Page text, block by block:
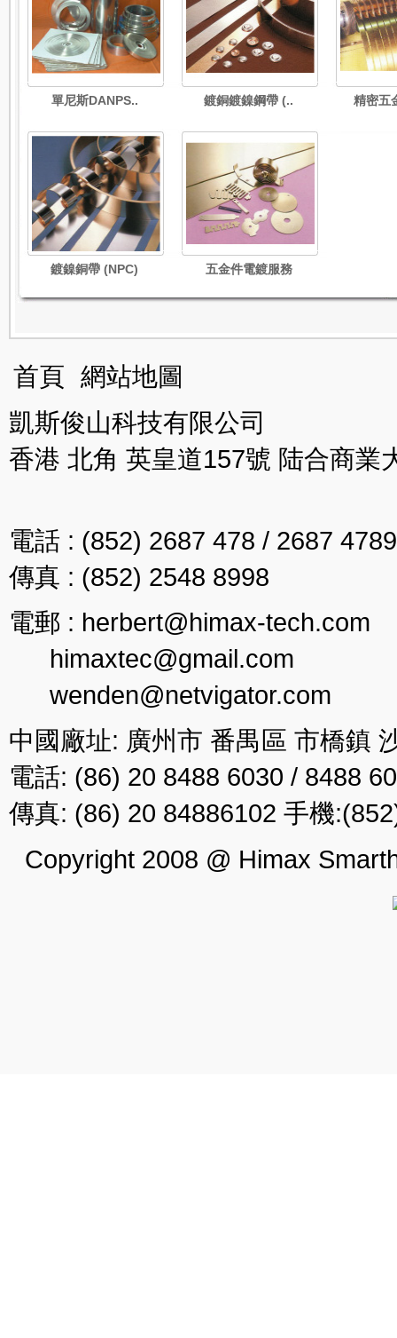
單尼斯DANPS.. 鍍銅鍍鎳鋼帶 (.. 精密五
鍍鎳銅帶 (NPC) 五金件電鍍服務
首頁 網站地圖
凱斯俊山科技有限公司
香港 北角 英皇道157號 陆合商業
電話 : (852) 2687 478 / 2687
傳真 : (852) 2548 8998
電郵 : herbert@himax-tech.com
himaxtec@gmail.com
wenden@netvigator.com
中國廠址: 廣州市 番禺區 市橋鎮
電話: (86) 20 8488 6030 / 8488
傳真: (86) 20 84886102 手機
Copyright 2008 @ Himax